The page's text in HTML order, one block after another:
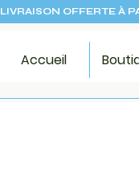
Accueil
LIVRAISON OFFERTE À